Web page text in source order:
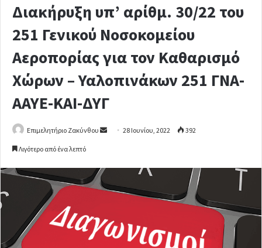
Διακήρυξη υπ’ αρίθμ. 30/22 του
251 Γενικού Νοσοκομείου
Αεροπορίας για τον Καθαρισμό
Χώρων – Υαλοπινάκων 251 ΓΝΑ-
ΑΑΥΕ-ΚΑΙ-ΔΥΓ
Επιμελητήριο Ζακύνθου
a
m
28 Ιουνίου, 2022 392
Λιγότερο από ένα λεπτό